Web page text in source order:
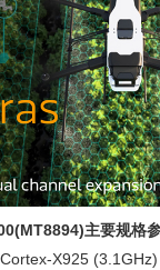
主要规格
Cortex-X925